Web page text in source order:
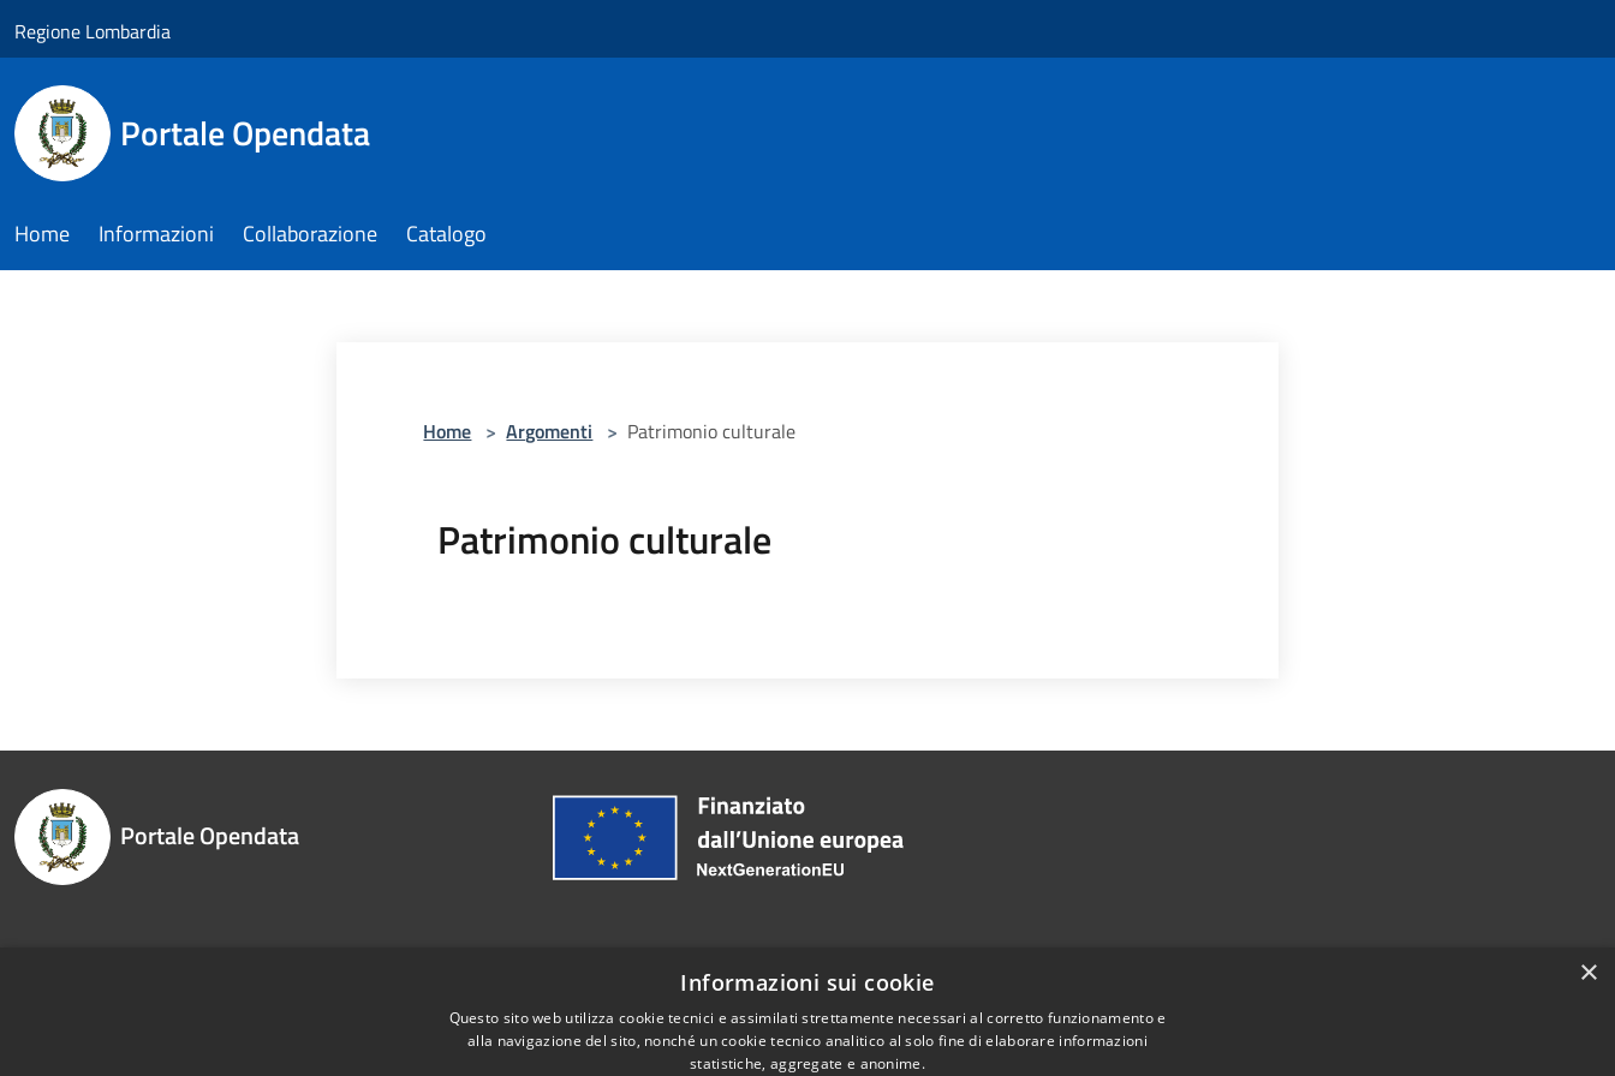
Regione Lombardia
Portale Opendata
Home Informazioni Collaborazione Catalogo
Home > Argomenti > Patrimonio culturale
Patrimonio culturale
Portale Opendata
Telefono:0375284411
×
Informazioni sui cookie
Questo sito web utilizza cookie tecnici e assimilati strettamente necessari al corretto funzionamento e
alla navigazione del sito, nonché un cookie tecnico analitico al solo fine di elaborare informazioni
statistiche, aggregate e anonime.